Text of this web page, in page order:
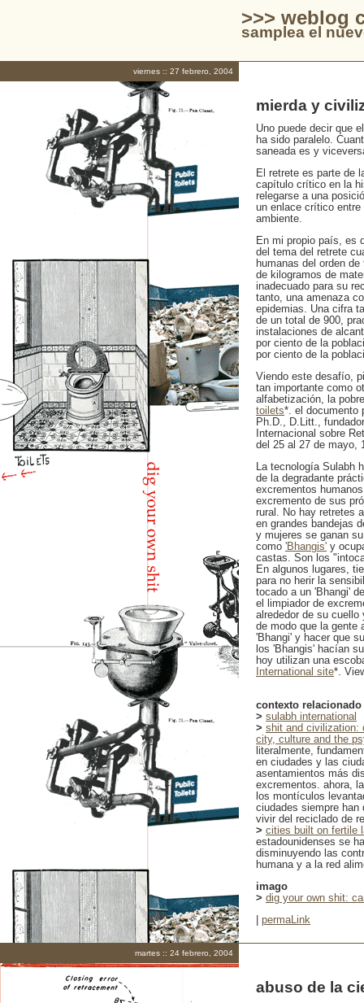
>>> weblog
samplea el
viernes :: 27 febrero, 2004
mierda y
Uno puede decir que
ha sido paralelo.
saneada es y
El retrete es parte de
capítulo crítico en la
relegarse a una
un enlace crítico
ambiente.
En mi propio país, es
del tema del retrete
humanas del orden
de kilogramos de
inadecuado para su
tanto, una amenaza
epidemias. Una cifra
de un total de 900,
instalaciones de
por ciento de la
por ciento de la
Viendo este desafío,
tan importante como
alfabetización, la
toilets*. el documento
Ph.D., D.Litt.,
Internacional sobre
del 25 al 27 de mayo,
La tecnología Sulabh
de la degradante
excrementos
excremento de sus
rural. No hay retretes
en grandes bandejas
y mujeres se ganan
como 'Bhangis' y
castas. Son los
En algunos lugares,
para no herir la
tocado a un 'Bhangi'
el limpiador de
alrededor de su cuello
de modo que la gente
'Bhangi' y hacer que
los 'Bhangis' hacían
hoy utilizan una
International site*.
contexto relacionado
> sulabh international
> shit and civilization:
city, culture and the
literalmente,
en ciudades y las
asentamientos más
excrementos. ahora,
los montículos
ciudades siempre han
vivir del reciclado de
> cities built on fertile
estadounidenses se
disminuyendo las
humana y a la red
imago
> dig your own shit:
permaLink
martes :: 24 febrero, 2004
abuso de la